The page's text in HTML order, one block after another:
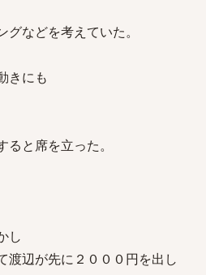
などを考えていた。
きにも
と席を立った。
し
渡辺が先に２０００円を出し